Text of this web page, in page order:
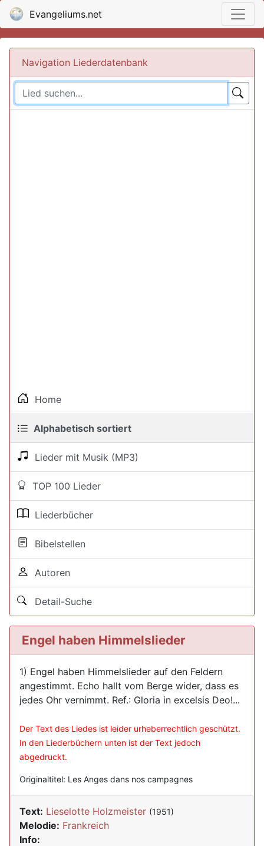
Evangeliums.net
Navigation Liederdatenbank
Home
Alphabetisch sortiert
Lieder mit Musik (MP3)
TOP 100 Lieder
Liederbücher
Bibelstellen
Autoren
Detail-Suche
Engel haben Himmelslieder
1) Engel haben Himmelslieder auf den Feldern
angestimmt. Echo hallt vom Berge wider, dass es
jedes Ohr vernimmt. Ref.: Gloria in excelsis Deo!...
Der Text des Liedes ist leider urheberrechtlich geschützt.
In den Liederbüchern unten ist der Text jedoch
abgedruckt.
Originaltitel: Les Anges dans nos campagnes
Text: Lieselotte Holzmeister (1951)
Melodie: Frankreich
Info: